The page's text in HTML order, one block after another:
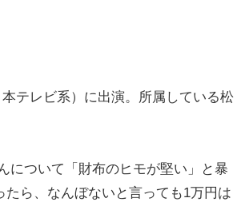
テレビ系）に出演。所属している松
について「財布のヒモが堅い」と暴
ら、なんぼないと言っても1万円は